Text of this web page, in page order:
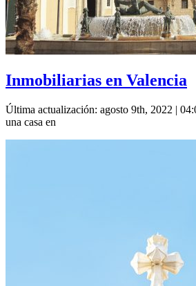
Inmobiliarias en Valencia
Última actualización: agosto 9th, 2022 |
una casa en